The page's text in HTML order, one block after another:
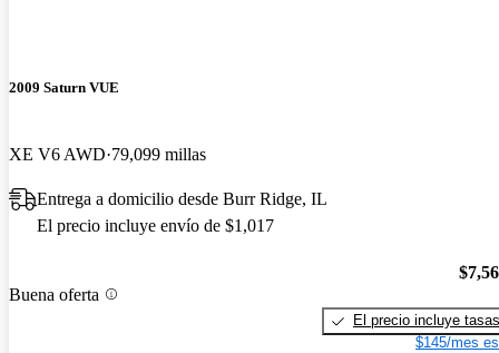
2009 Saturn VUE
XE V6 AWD 79,099 millas
Entrega a domicilio desde Burr Ridge, IL
El precio incluye envío de $1,017
Buena oferta
El precio incluye tasas
$145/mes